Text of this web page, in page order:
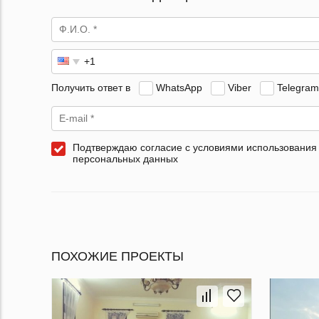
Получить ответ в WhatsApp Viber Telegram
Подтверждаю согласие с условиями использования
персональных данных
ПОХОЖИЕ ПРОЕКТЫ